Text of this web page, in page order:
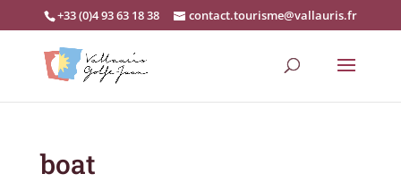
+33 (0)4 93 63 18 38 contact.tourisme@vallauris.fr
boat